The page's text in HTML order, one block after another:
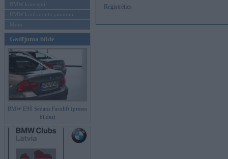
BMW koncepti
BMW konkurentu jaunumi
Moto
Gadījuma bilde
BMW E90 Sedans Facelift (preses
bildes)
Reģistrēties